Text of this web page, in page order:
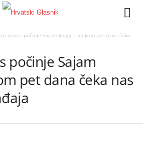
danas počinje Sajam knjige. Tijekom pet dana čeka
počinje Sajam
pet dana čeka nas